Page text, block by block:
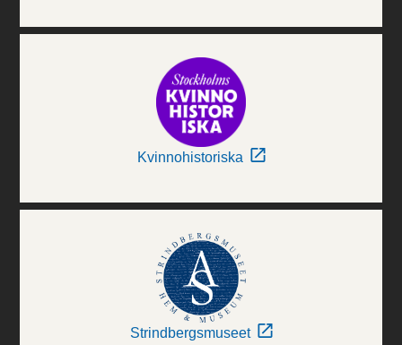
Kvinnohistoriska
Strindbergsmuseet